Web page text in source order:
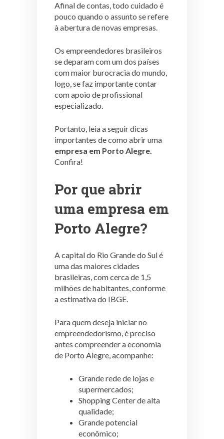
Afinal de contas, todo cuidado é
pouco quando o assunto se refere
à abertura de novas empresas.
Os empreendedores brasileiros
se deparam com um dos países
com maior burocracia do mundo,
logo, se faz importante contar
com apoio de profissional
especializado.
Portanto, leia a seguir dicas
importantes de como abrir uma
empresa em Porto Alegre.
Confira!
Por que abrir
uma empresa em
Porto Alegre?
A capital do Rio Grande do Sul é
uma das maiores cidades
brasileiras, com cerca de 1,5
milhões de habitantes, conforme
a estimativa do IBGE.
Para quem deseja iniciar no
empreendedorismo, é preciso
antes compreender a economia
de Porto Alegre, acompanhe:
Grande rede de lojas e
supermercados;
Shopping Center de alta
qualidade;
Grande potencial
econômico;